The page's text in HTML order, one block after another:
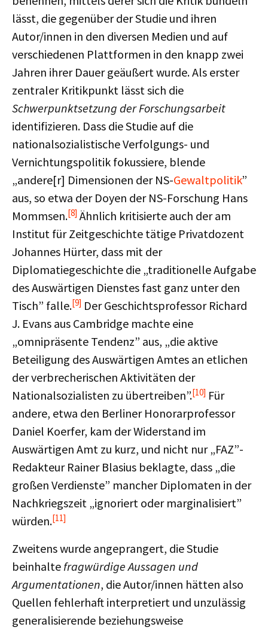
lässt, die gegenüber der Studie und ihren
Autor/innen in den diversen Medien und auf
verschiedenen Plattformen in den knapp zwei
Jahren ihrer Dauer geäußert wurde. Als erster
zentraler Kritikpunkt lässt sich die
Schwerpunktsetzung der Forschungsarbeit
identifizieren. Dass die Studie auf die
nationalsozialistische Verfolgungs- und
Vernichtungspolitik fokussiere, blende
„andere[r] Dimensionen der NS-Gewaltpolitik”
aus, so etwa der Doyen der NS-Forschung Hans
Mommsen.[8] Ähnlich kritisierte auch der am
Institut für Zeitgeschichte tätige Privatdozent
Johannes Hürter, dass mit der
Diplomatiegeschichte die „traditionelle Aufgabe
des Auswärtigen Dienstes fast ganz unter den
Tisch” falle.[9] Der Geschichtsprofessor Richard
J. Evans aus Cambridge machte eine
„omnipräsente Tendenz” aus, „die aktive
Beteiligung des Auswärtigen Amtes an etlichen
der verbrecherischen Aktivitäten der
Nationalsozialisten zu übertreiben”.[10] Für
andere, etwa den Berliner Honorarprofessor
Daniel Koerfer, kam der Widerstand im
Auswärtigen Amt zu kurz, und nicht nur „FAZ”-
Redakteur Rainer Blasius beklagte, dass „die
großen Verdienste” mancher Diplomaten in der
Nachkriegszeit „ignoriert oder marginalisiert”
würden.[11]
Zweitens wurde angeprangert, die Studie
beinhalte fragwürdige Aussagen und
Argumentationen, die Autor/innen hätten also
Quellen fehlerhaft interpretiert und unzulässig
generalisierende beziehungsweise